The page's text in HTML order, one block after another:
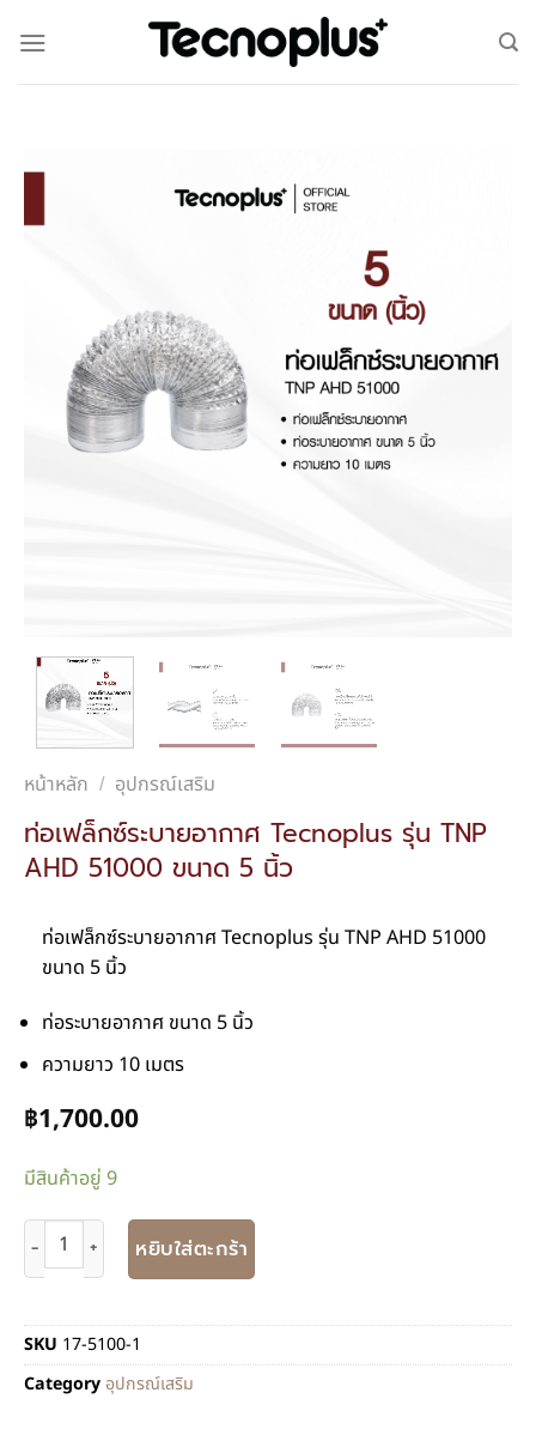
หน้าหลัก / อุปกรณ์เสริม
ท่อเฟล็กซ์ระบายอากาศ Tecnoplus รุ่น TNP
AHD 51000 ขนาด 5 นิ้ว
ท่อเฟล็กซ์ระบายอากาศ Tecnoplus รุ่น TNP AHD 51000
ขนาด 5 นิ้ว
ท่อระบายอากาศ ขนาด 5 นิ้ว
ความยาว 10 เมตร
฿1,700.00
มีสินค้าอยู่ 9
หยิบใส่ตะกร้า
SKU 17-5100-1
Category อุปกรณ์เสริม